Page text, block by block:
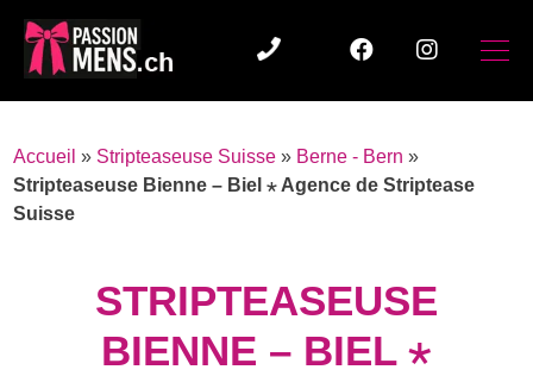
Accueil » Stripteaseuse Suisse » Berne - Bern »
Stripteaseuse Bienne – Biel ⋆ Agence de Striptease
Suisse
STRIPTEASEUSE
BIENNE – BIEL ⋆